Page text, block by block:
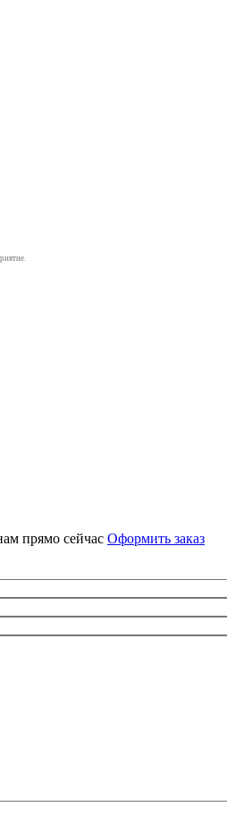
прямо сейчас Оформить заказ